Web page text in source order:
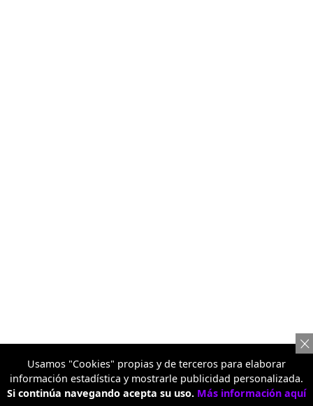
Usamos "Cookies" propias y de terceros para elaborar
información estadística y mostrarle publicidad personalizada.
Si continúa navegando acepta su uso. Más información aquí